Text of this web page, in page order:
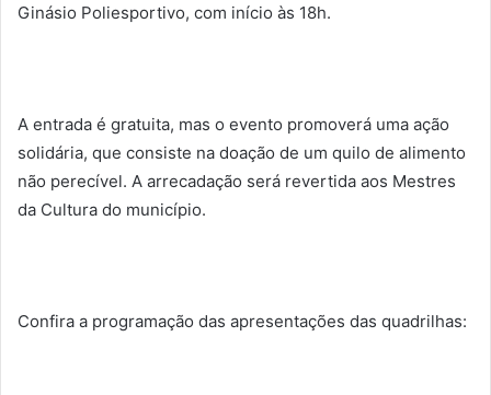
Ginásio Poliesportivo, com início às 18h.
A entrada é gratuita, mas o evento promoverá uma ação
solidária, que consiste na doação de um quilo de alimento
não perecível. A arrecadação será revertida aos Mestres
da Cultura do município.
Confira a programação das apresentações das quadrilhas: